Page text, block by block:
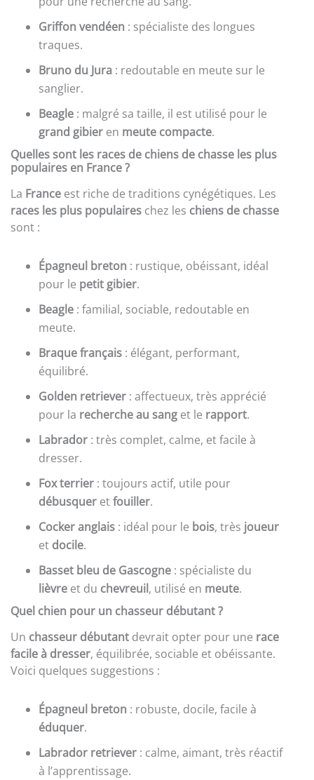
Griffon vendéen : spécialiste des longues
traques.
Bruno du Jura : redoutable en meute sur le
sanglier.
Beagle : malgré sa taille, il est utilisé pour le
grand gibier en meute compacte.
Quelles sont les races de chiens de chasse les plus
populaires en France ?
La France est riche de traditions cynégétiques. Les
races les plus populaires chez les chiens de chasse
sont :
Épagneul breton : rustique, obéissant, idéal
pour le petit gibier.
Beagle : familial, sociable, redoutable en
meute.
Braque français : élégant, performant,
équilibré.
Golden retriever : affectueux, très apprécié
pour la recherche au sang et le rapport.
Labrador : très complet, calme, et facile à
dresser.
Fox terrier : toujours actif, utile pour
débusquer etfouiller.
Cocker anglais : idéal pour le bois, très joueur
et docile.
Basset bleu de Gascogne : spécialiste du
lièvre et du chevreuil, utilisé en meute.
Quel chien pour un chasseur débutant ?
Un chasseur débutant devrait opter pour une race
facile à dresser, équilibrée, sociable et obéissante.
Voici quelques suggestions :
Épagneul breton : robuste, docile, facile à
éduquer.
Labrador retriever : calme, aimant, très réactif
à l’apprentissage.